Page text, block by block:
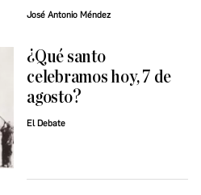
José Antonio Méndez
¿Qué santo
celebramos hoy, 7 de
agosto?
El Debate